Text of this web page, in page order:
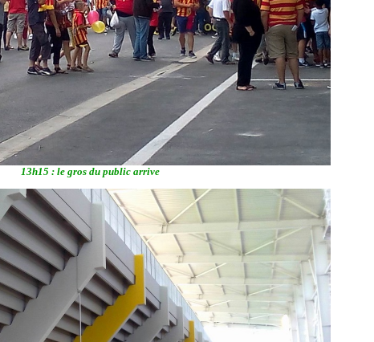
13h15 : le gros du public arrive